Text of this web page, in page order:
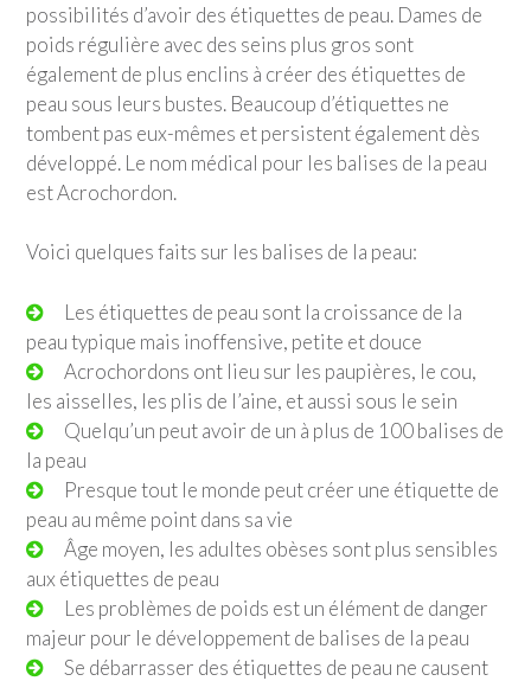
possibilités d’avoir des étiquettes de peau. Dames de
poids régulière avec des seins plus gros sont
également de plus enclins à créer des étiquettes de
peau sous leurs bustes. Beaucoup d’étiquettes ne
tombent pas eux-mêmes et persistent également dès
développé. Le nom médical pour les balises de la peau
est Acrochordon.
Voici quelques faits sur les balises de la peau:
Les étiquettes de peau sont la croissance de la
peau typique mais inoffensive, petite et douce
Acrochordons ont lieu sur les paupières, le cou,
les aisselles, les plis de l’aine, et aussi sous le sein
Quelqu’un peut avoir de un à plus de 100 balises de
la peau
Presque tout le monde peut créer une étiquette de
peau au même point dans sa vie
Âge moyen, les adultes obèses sont plus sensibles
aux étiquettes de peau
Les problèmes de poids est un élément de danger
majeur pour le développement de balises de la peau
Se débarrasser des étiquettes de peau ne causent